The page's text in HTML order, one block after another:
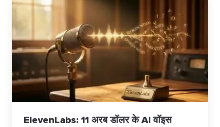
ElevenLabs: 11 अरब डॉलर के AI वॉइस